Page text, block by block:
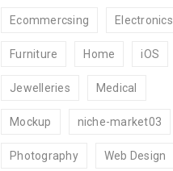
Ecommercsing Electronics
Furniture Home iOS
Jewelleries Medical
Mockup niche-market03
Photography Web Design